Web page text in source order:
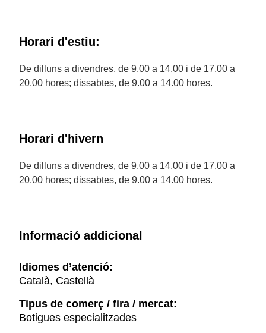
Horari d'estiu:
De dilluns a divendres, de 9.00 a 14.00 i de 17.00 a
20.00 hores; dissabtes, de 9.00 a 14.00 hores.
Horari d'hivern
De dilluns a divendres, de 9.00 a 14.00 i de 17.00 a
20.00 hores; dissabtes, de 9.00 a 14.00 hores.
Informació addicional
Idiomes d’atenció:
Català, Castellà
Tipus de comerç / fira / mercat:
Botigues especialitzades